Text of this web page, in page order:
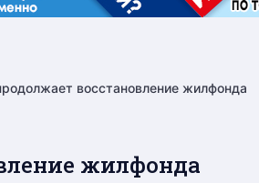
восстановление жилфонда
жилфонда